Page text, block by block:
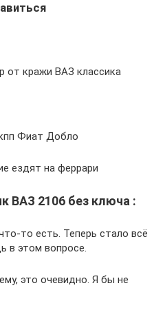
от кражи ВАЗ классика
Фиат Добло
ездят на феррари
ВАЗ 2106 без ключа :
то есть. Теперь стало всё
в этом вопросе.
это очевидно. Я бы не